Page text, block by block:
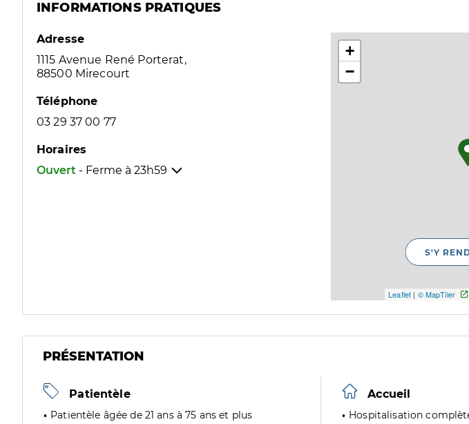
INFORMATIONS PRATIQUES
Adresse
1115 Avenue René Porterat,
88500 Mirecourt
Téléphone
03 29 37 00 77
Horaires
Ouvert - Ferme à 23h59
+
−
Leaflet | © MapTiler
S'Y
PRÉSENTATION
Patientèle
Patientèle âgée de 21 ans à 75 ans et plus
Accueil
Hospitalisation